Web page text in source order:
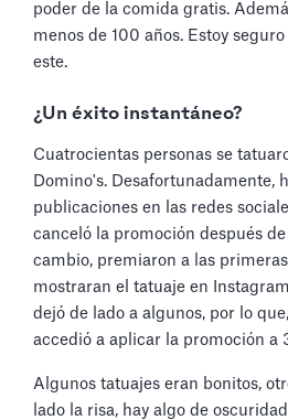
poder de la comida gratis.
menos de 100 años. Estoy
este.
¿Un éxito instantáneo?
Cuatrocientas personas se
Domino's. Desafortunadamente,
publicaciones en las redes
canceló la promoción después
cambio, premiaron a las
mostraran el tatuaje en
dejó de lado a algunos, por lo
accedió a aplicar la promoción a
Algunos tatuajes eran bonitos,
lado la risa, hay algo de